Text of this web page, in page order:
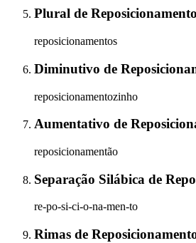
Plural de Reposicionamento
reposicionamentos
Diminutivo de
reposicionamentozinho
Aumentativo de
reposicionamentão
Separação Silábica de
re-po-si-ci-o-na-men-to
Rimas de